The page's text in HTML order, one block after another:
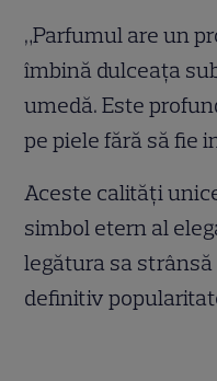
„Parfumul are un
îmbină dulceața
umedă. Este
pe piele fără să fie
Aceste calități
simbol etern al
legătura sa
definitiv